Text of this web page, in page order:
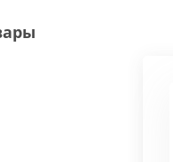
- длинной более
через